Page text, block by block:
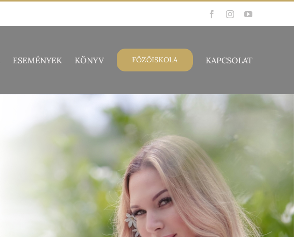
FacebookInstagramYouTube
ESEMÉNYEK KÖNYV FŐZŐISKOLA KAPCSOLAT